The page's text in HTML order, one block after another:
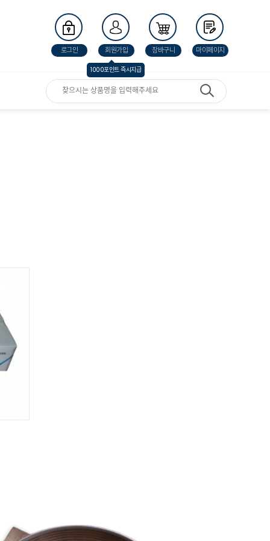
로그인 회원가입
1000포인트 즉시지급
장바구니 마이페이지